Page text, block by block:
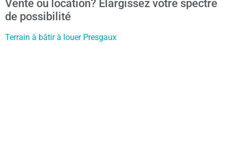
Vente ou location? Élargissez votre spectre
de possibilité
Terrain à bâtir à louer Presgaux